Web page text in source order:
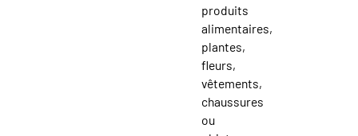
produits
alimentaires,
plantes,
fleurs,
vêtements,
chaussures
ou